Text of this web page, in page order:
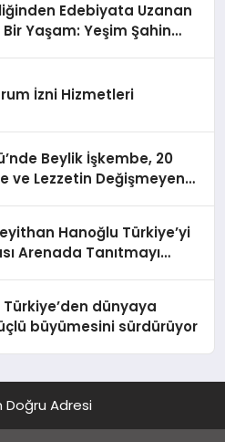
Edebiyata Uzanan
Yaşam: Yeşim Şahin
İzni Hizmetleri
Beylik İşkembe, 20
ve Lezzetin Değişmeyen
Hanoğlu Türkiye’yi
Arenada Tanıtmayı
dünyaya
büyümesini sürdürüyor
Doğru Adresi